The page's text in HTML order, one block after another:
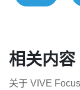
相关内容
关于 VIVE